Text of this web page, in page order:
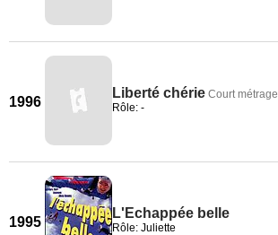
1996
Liberté chérie Court métrage
Rôle: -
1995
L'Echappée belle
Rôle: Juliette